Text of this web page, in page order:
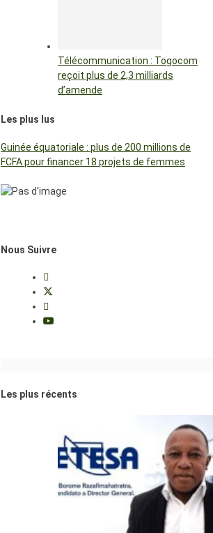
Télécommunication : Togocom
reçoit plus de 2,3 milliards
d’amende
Les plus lus
Guinée équatoriale : plus de 200 millions de
FCFA pour financer 18 projets de femmes
Nous Suivre
Les plus récents